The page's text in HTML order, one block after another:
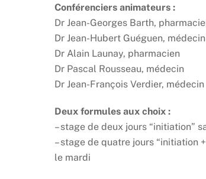
Conférenciers animateurs :
Dr Jean-Georges Barth,
Dr Jean-Hubert Guéguen, médecin
Dr Alain Launay, pharmacien
Dr Pascal Rousseau, médecin
Dr Jean-François Verdier, médecin
Deux formules aux choix :
– stage de deux jours “initiation”
– stage de quatre jours “initiation
le mardi